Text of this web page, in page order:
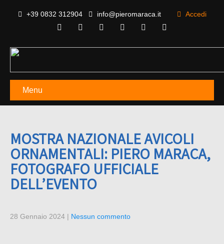
+39 0832 312904 info@pieromaraca.it Accedi
Menu
MOSTRA NAZIONALE AVICOLI
ORNAMENTALI: PIERO MARACA,
FOTOGRAFO UFFICIALE
DELL’EVENTO
28 Gennaio 2024 | Nessun commento